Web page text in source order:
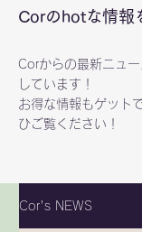
Corのhotな情報
Corからの最新ニュ
しています！
お得な情報もゲット
ひご覧ください！
Cor's NEWS